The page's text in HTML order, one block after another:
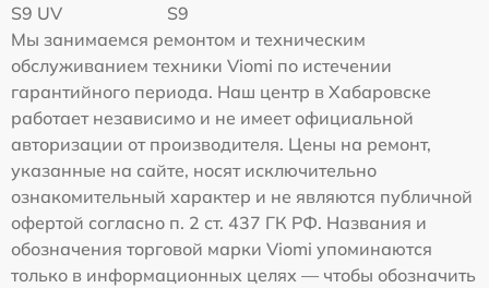
S9 UV
S9
Мы занимаемся ремонтом и техническим
обслуживанием техники Viomi по истечении
гарантийного периода. Наш центр в Хабаровске
работает независимо и не имеет официальной
авторизации от производителя. Цены на ремонт,
указанные на сайте, носят исключительно
ознакомительный характер и не являются публичной
офертой согласно п. 2 ст. 437 ГК РФ. Названия и
обозначения торговой марки Viomi упоминаются
только в информационных целях — чтобы обозначить